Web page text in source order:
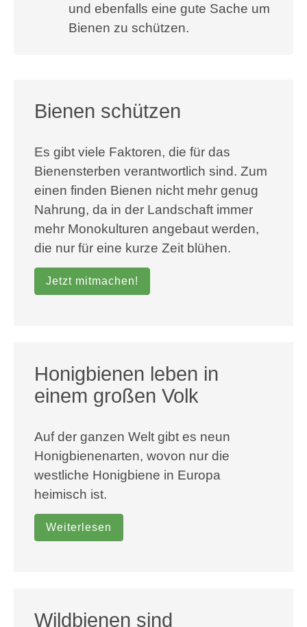
und ebenfalls eine gute Sache um
Bienen zu schützen.
Bienen schützen
Es gibt viele Faktoren, die für das
Bienensterben verantwortlich sind. Zum
einen finden Bienen nicht mehr genug
Nahrung, da in der Landschaft immer
mehr Monokulturen angebaut werden,
die nur für eine kurze Zeit blühen.
Jetzt mitmachen!
Honigbienen leben in
einem großen Volk
Auf der ganzen Welt gibt es neun
Honigbienenarten, wovon nur die
westliche Honigbiene in Europa
heimisch ist.
Weiterlesen
Wildbienen sind